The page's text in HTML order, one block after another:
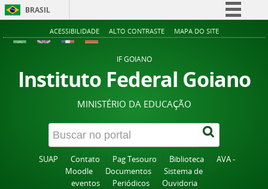
BRASIL
Simplifique!
Acesso à informação
Legislação
Canais
ACESSIBILIDADE ALTO CONTRASTE MAPA DO SITE
IF GOIANO
Instituto Federal Goiano
MINISTÉRIO DA EDUCAÇÃO
SUAP Contato Pag Tesouro Biblioteca
AVA -
Moodle
Documentos
Sistema de
eventos
Periódicos Ouvidoria